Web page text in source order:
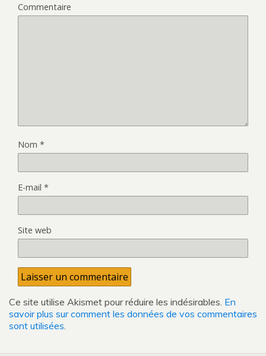
Commentaire
Nom *
E-mail *
Site web
Ce site utilise Akismet pour réduire les indésirables. En
savoir plus sur comment les données de vos commentaires
sont utilisées